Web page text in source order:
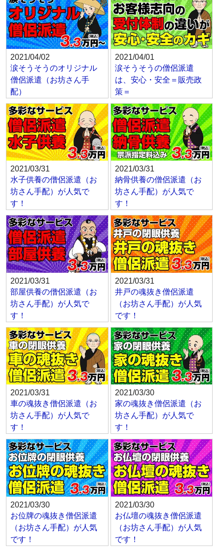
2021/04/02
涙そうそうのオリジナル
僧侶派遣（お坊さん手
配）
2021/04/01
涙そうそうの僧侶派遣
は、安心・安全＝販売政
策＝
2021/03/31
水子供養の僧侶派遣（お
坊さん手配）が人気で
す！
2021/03/31
納骨供養の僧侶派遣（お
坊さん手配）が人気で
す！
2021/03/31
部屋供養の僧侶派遣（お
坊さん手配）が人気で
す！
2021/03/31
井戸の魂抜き僧侶派遣
（お坊さん手配）が人気
です！
2021/03/31
車の魂抜き僧侶派遣（お
坊さん手配）が人気で
す！
2021/03/30
家の魂抜き僧侶派遣（お
坊さん手配）が人気で
す！
2021/03/30
お位牌の魂抜き僧侶派遣
（お坊さん手配）が人気
です！
2021/03/30
お仏壇の魂抜き僧侶派遣
（お坊さん手配）が人気
です！